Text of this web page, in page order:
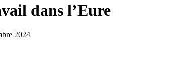
dans l’Eure
2024